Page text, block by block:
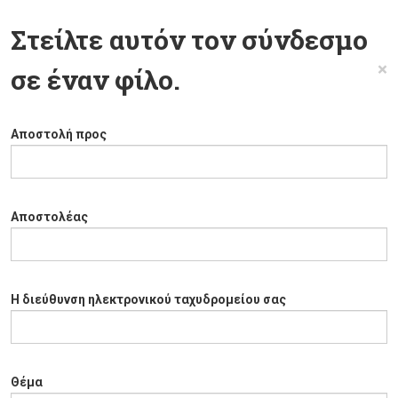
Στείλτε αυτόν τον σύνδεσμο
σε έναν φίλο.
×
Αποστολή προς
Αποστολέας
Η διεύθυνση ηλεκτρονικού ταχυδρομείου σας
Θέμα